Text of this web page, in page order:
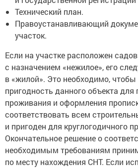
Технический план.
Правоустанавливающий
участок.
Если на участке расположен
с назначением «нежилое», его
в «жилой». Это необходимо, чтобы
пригодность данного объекта для
проживания и оформления
соответствовать всем
и пригоден для круглогодичного
Окончательное решение о
необходимым требованиям
по месту нахождения СНТ. Если